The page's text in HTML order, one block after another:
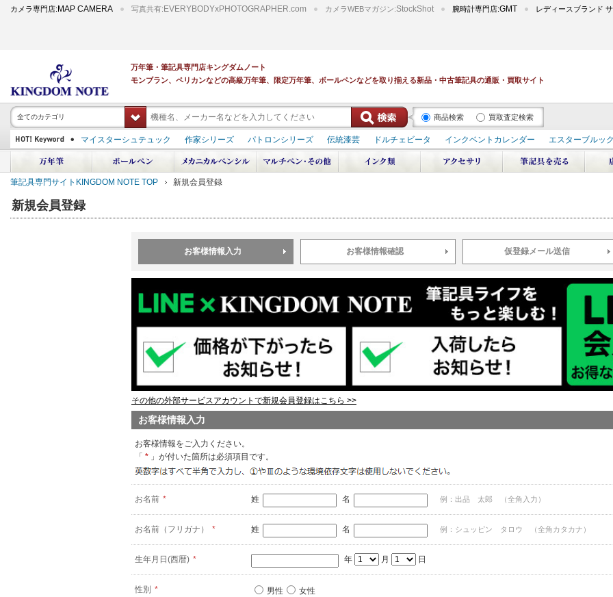
カメラ専門店: MAP CAMERA 写真共有: EVERYBODYxPHOTOGRAPHER.com カメラWEBマガジン:StockShot 腕時計専門店:GMT レディースブランド
万年筆・筆記具専門店キングダムノート
モンブラン、ペリカンなどの高級万年筆、限定万年筆、ボールペンなどを取り揃える新品・中古筆記具の通販・買取サイト
全てのカテゴリ 商品検索 買取査定検索
マイスターシュテュック 作家シリーズ パトロンシリーズ 伝統漆芸 ドルチェビータ インクベントカレンダー エスターブルック
スーベレーン
PILOT 蒔絵 ダイアミン ボトルインク デュポン スペース オデッセイ 輪島屋善仁 深海 エテルニタ･アヴァンティ
中屋万年筆
プラチナ 出雲 キングダムノート別注 アルマンドシモーニクラブ ペリカン オーシャンスワール 源氏物語 作家シリーズ パトロンシリ
筆記具専門サイトKINGDOM NOTE TOP 新規会員登録
新規会員登録
お客様情報入力 お客様情報確認 仮登録メール送信
その他の外部サービスアカウントで新規会員登録はこちら >>
お客様情報入力
お客様情報をご入力ください。
「 * 」が付いた箇所は必須項目です。
お名前 * 姓 名 例：出品 太郎 （全角入力）
お名前（フリガナ） * 姓 名 例：シュッピン タロウ （全角カタカナ）
生年月日(西暦) * 年 月 日
性別 * 男性 女性